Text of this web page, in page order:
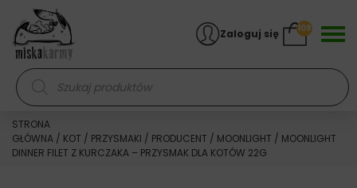
Skocz do treści
Wyszukiwarka produktów
Zaloguj się 109
STRONA
GŁÓWNA / KOT / PRZYSMAKI / PRODUCENT / MOONLIGHT / MOONLIGHT
DINNER FILET Z KURCZAKA – PRZYSMAK DLA KOTÓW 22G